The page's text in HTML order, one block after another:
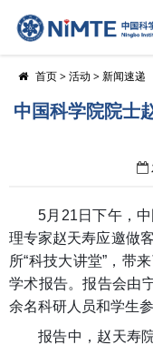
首页>活动 >新闻速递
中国科学院院士
5月21日下午，
理专家赵天寿应邀做
所“科技大讲堂”，带
学术报告。报告会由
余名科研人员和学生参
报告中，赵天寿